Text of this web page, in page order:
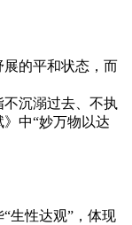
的平和状态，而
沉溺过去、不执
中“妙万物以达
生性达观”，体现